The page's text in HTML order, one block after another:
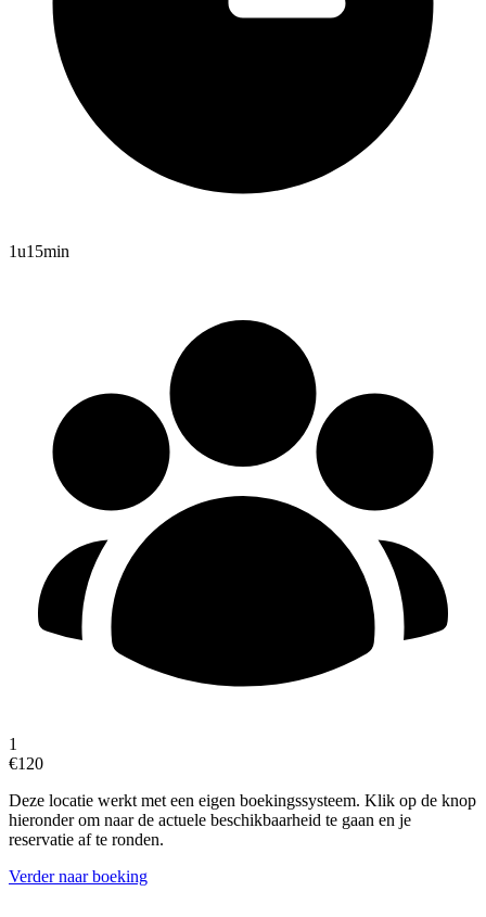
1u15min
1
€120
Deze locatie werkt met een eigen boekingssysteem. Klik op de knop
hieronder om naar de actuele beschikbaarheid te gaan en je
reservatie af te ronden.
Verder naar boeking